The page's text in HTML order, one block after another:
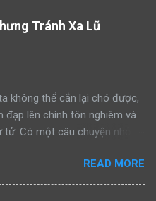
Tránh Xa Lũ
không thể cắn lại chó được,
đạp lên chính tôn nghiêm và
Có một câu chuyện nhỏ
hai gặp một con sư tử đực
một mình. Sư tử bố bèn
READ MORE